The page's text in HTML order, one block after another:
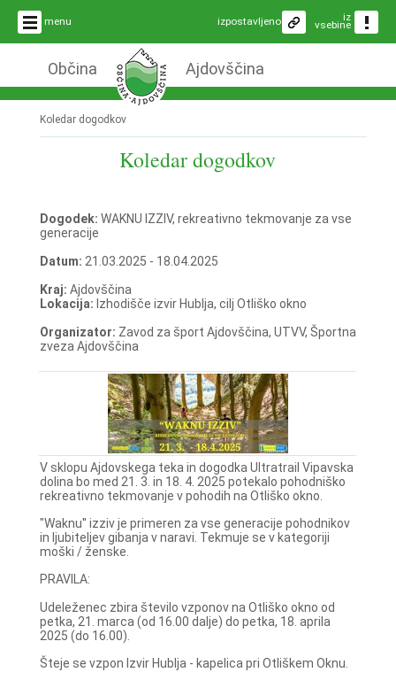
menu iz
vsebine
izpostavljeno
Občina Ajdovščina
Koledar dogodkov
Koledar dogodkov
Dogodek: WAKNU IZZIV, rekreativno tekmovanje za vse
generacije
Datum: 21.03.2025 - 18.04.2025
Kraj: Ajdovščina
Lokacija: Izhodišče izvir Hublja, cilj Otliško okno
Organizator: Zavod za šport Ajdovščina, UTVV, Športna
zveza Ajdovščina
V sklopu Ajdovskega teka in dogodka Ultratrail Vipavska
dolina bo med 21. 3. in 18. 4. 2025 potekalo pohodniško
rekreativno tekmovanje v pohodih na Otliško okno.
"Waknu'' izziv je primeren za vse generacije pohodnikov
in ljubiteljev gibanja v naravi. Tekmuje se v kategoriji
moški / ženske.
PRAVILA:
Udeleženec zbira število vzponov na Otliško okno od
petka, 21. marca (od 16.00 dalje) do petka, 18. aprila
2025 (do 16.00).
Šteje se vzpon Izvir Hublja - kapelica pri Otliškem Oknu.